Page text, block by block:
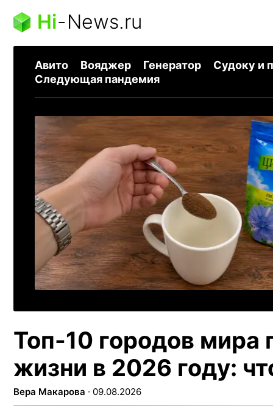
Hi-News.ru
Авито Вояджер Генератор
Судоку и
Следующая пандемия
Топ-10 городов мира
жизни в 2026 году:
Вера Макарова ∙ 09.08.2026